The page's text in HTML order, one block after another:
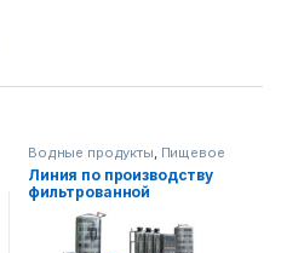
Водные продукты, Пищевое
оборудование
Линия по производству
фильтрованной
негазированной питьевой
воды на 19 литров (для
офисов и домов)